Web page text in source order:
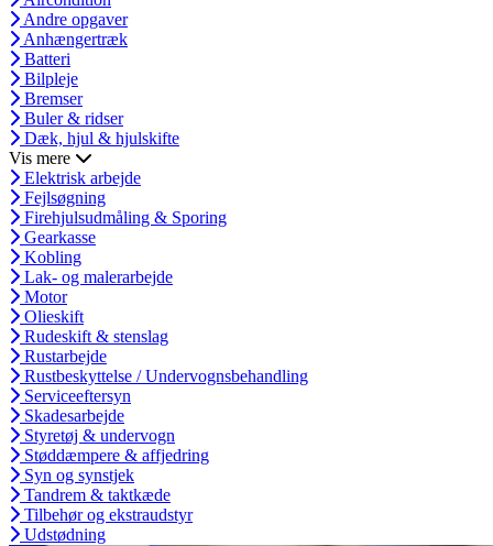
Andre opgaver
Anhængertræk
Batteri
Bilpleje
Bremser
Buler & ridser
Dæk, hjul & hjulskifte
Vis mere
Elektrisk arbejde
Fejlsøgning
Firehjulsudmåling & Sporing
Gearkasse
Kobling
Lak- og malerarbejde
Motor
Olieskift
Rudeskift & stenslag
Rustarbejde
Rustbeskyttelse / Undervognsbehandling
Serviceeftersyn
Skadesarbejde
Styretøj & undervogn
Støddæmpere & affjedring
Syn og synstjek
Tandrem & taktkæde
Tilbehør og ekstraudstyr
Udstødning